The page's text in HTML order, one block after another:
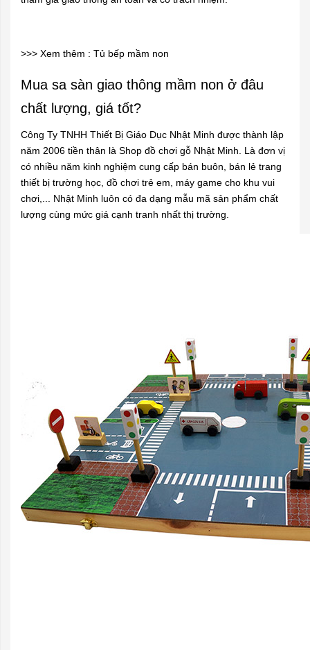
>>> Xem thêm : Tủ bếp mầm non
Mua sa sàn giao thông mầm non ở đâu
chất lượng, giá tốt?
Công Ty TNHH Thiết Bị Giáo Dục Nhật Minh được thành lập
năm 2006 tiền thân là Shop đồ chơi gỗ Nhật Minh. Là đơn vị
có nhiều năm kinh nghiệm cung cấp bán buôn, bán lẻ trang
thiết bị trường học, đồ chơi trẻ em, máy game cho khu vui
chơi,... Nhật Minh luôn có đa dạng mẫu mã sản phẩm chất
lượng cùng mức giá cạnh tranh nhất thị trường.